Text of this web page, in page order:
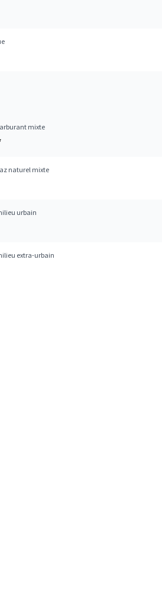
mixte
naturel mixte
urbain
extra-urbain